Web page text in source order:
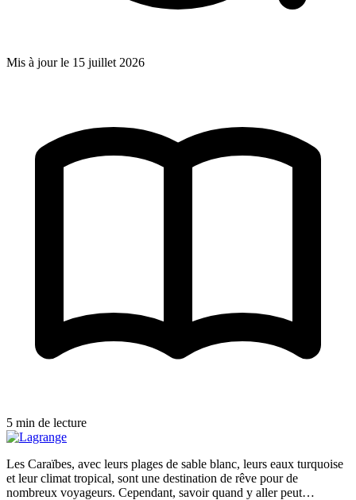
Mis à jour le 15 juillet 2026
5 min de lecture
Les Caraïbes, avec leurs plages de sable blanc, leurs eaux turquoise
et leur climat tropical, sont une destination de rêve pour de
nombreux voyageurs. Cependant, savoir quand y aller peut…